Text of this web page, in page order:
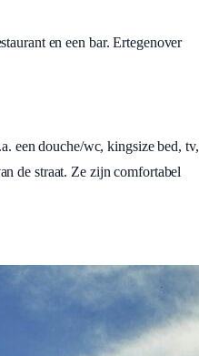
en een bar. Ertegenover
een douche/wc, kingsize bed, tv,
de straat. Ze zijn comfortabel